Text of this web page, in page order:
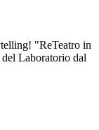
"ReTeatro in
Laboratorio dal